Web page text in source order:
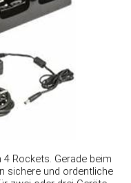
Rockets. Gerade beim
sichere und ordentliche